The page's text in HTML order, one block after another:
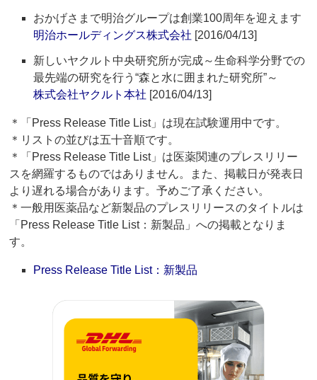
おかげさまで明治グループは創業100周年を迎えます
明治ホールディングス株式会社 [2016/04/13]
新しいヤクルト中央研究所が完成～生命科学分野での
最先端の研究を行う“森と水に囲まれた研究所”～
株式会社ヤクルト本社 [2016/04/13]
＊「Press Release Title List」は現在試験運用中です。
＊リストの並びは五十音順です。
＊「Press Release Title List」は医薬関連のプレスリリー
スを網羅するものではありません。また、掲載日が発表日
より遅れる場合があります。予めご了承ください。
＊一般用医薬品など新製品のプレスリリースのタイトルは
「Press Release Title List：新製品」への掲載となりま
す。
Press Release Title List：新製品